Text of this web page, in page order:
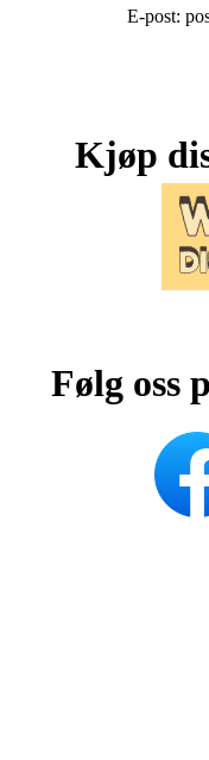
E-post:
Kjøp
Følg oss